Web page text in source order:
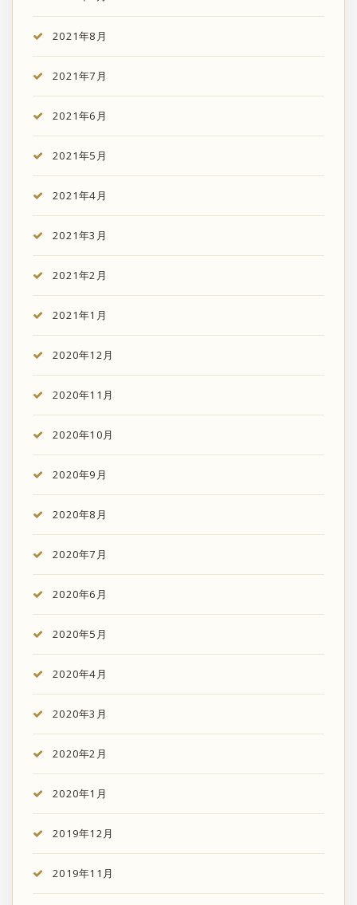
2021年8月
2021年7月
2021年6月
2021年5月
2021年4月
2021年3月
2021年2月
2021年1月
2020年12月
2020年11月
2020年10月
2020年9月
2020年8月
2020年7月
2020年6月
2020年5月
2020年4月
2020年3月
2020年2月
2020年1月
2019年12月
2019年11月